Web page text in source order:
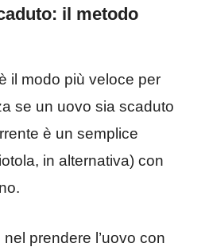
il metodo
il modo più veloce per
se un uovo sia scaduto
è un semplice
in alternativa) con
prendere l’uovo con